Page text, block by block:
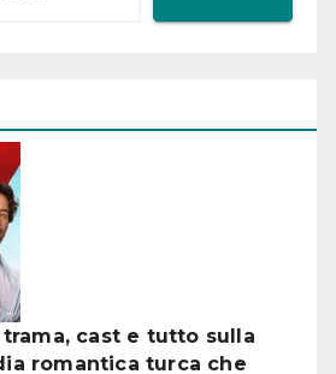
cast e tutto sulla
romantica turca che